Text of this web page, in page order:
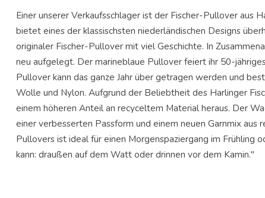
Einer unserer Verkaufsschlager ist der Fischer-Pullover aus
bietet eines der klassischsten niederländischen Designs
originaler Fischer-Pullover mit viel Geschichte. In
neu aufgelegt. Der marineblaue Pullover feiert ihr 50-
Pullover kann das ganze Jahr über getragen werden und
Wolle und Nylon. Aufgrund der Beliebtheit des Harlinger
einem höheren Anteil an recyceltem Material heraus. Der
einer verbesserten Passform und einem neuen Garnmix
Pullovers ist ideal für einen Morgenspaziergang im
kann: draußen auf dem Watt oder drinnen vor dem Kamin."